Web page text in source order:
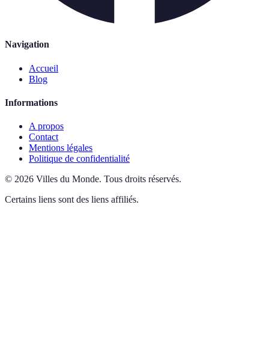
Navigation
Accueil
Blog
Informations
A propos
Contact
Mentions légales
Politique de confidentialité
© 2026 Villes du Monde. Tous droits réservés.
Certains liens sont des liens affiliés.